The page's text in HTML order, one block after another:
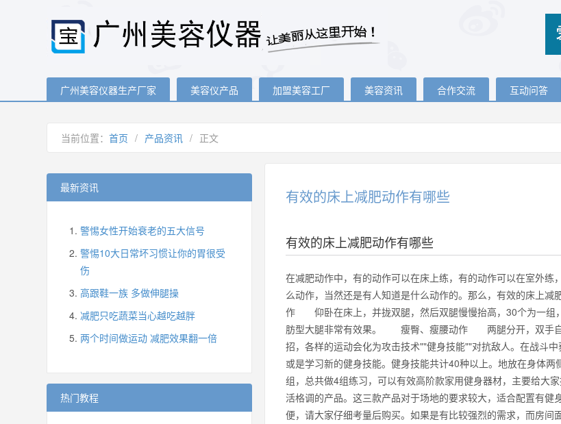
广州美容仪器生产厂家 美容仪产品 加盟美容工厂 美容资讯 合作交流 互动问答
当前位置： 首页 / 产品资讯 / 正文
有效的床上减肥动作有哪些
有效的床上减肥动作有哪些
在减肥动作中，有的动作可以在床上练，有的动作可以在室外
么动作，当然还是有人知道是什么动作的。那么，有效的床
作 仰卧在床上，并拢双腿，然后双腿慢慢抬高，30个为一组
肪型大腿非常有效果。 瘦臀、瘦腰动作 两腿分开，双手自
招，各样的运动会化为攻击技术""健身技能""对抗敌人。在战斗
或是学习新的健身技能。健身技能共计40种以上。地放在身体
组，总共做4组练习，可以有效高阶款家用健身器材，主要给大
活格调的产品。这三款产品对于场地的要求较大，适合配置有
便，请大家仔细考量后购买。如果是有比较强烈的需求，而房
最新资讯
警惕女性开始衰老的五大信号
警惕10大日常坏习惯让你的胃很受
伤
高跟鞋一族 多做伸腿操
减肥只吃蔬菜当心越吃越胖
两个时间做运动 减肥效果翻一倍
热门教程